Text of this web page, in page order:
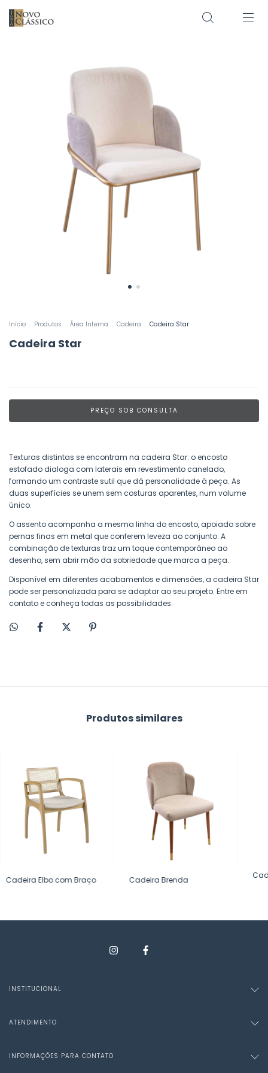
Início . Produtos . Área Interna . Cadeira . Cadeira Star
Cadeira Star
Texturas distintas se encontram na cadeira Star: o encosto
estofado dialoga com laterais em revestimento canelado,
formando um contraste sutil que dá personalidade à peça. As
duas superfícies se unem sem costuras aparentes, num volume
único.
O assento acompanha a mesma linha do encosto, apoiado sobre
pernas finas em metal que conferem leveza ao conjunto. A
combinação de texturas traz um toque contemporâneo ao
desenho, sem abrir mão da sobriedade que marca a peça.
Disponível em diferentes acabamentos e dimensões, a cadeira Star
pode ser personalizada para se adaptar ao seu projeto. Entre em
contato e conheça todas as possibilidades.
Produtos similares
Cadeira Elbo com Braço Cadeira Brenda
INSTITUCIONAL
ATENDIMENTO
INFORMAÇÕES PARA CONTATO